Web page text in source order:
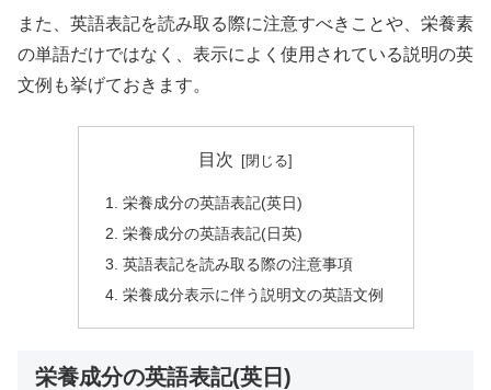
また、英語表記を読み取る際に注意すべきことや、栄養素
の単語だけではなく、表示によく使用されている説明の英
文例も挙げておきます。
目次
栄養成分の英語表記(英日)
栄養成分の英語表記(日英)
英語表記を読み取る際の注意事項
栄養成分表示に伴う説明文の英語文例
栄養成分の英語表記(英日)